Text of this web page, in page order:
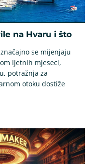
na Hvaru i što
se mijenjaju
ljetnih mjeseci,
potražnja za
otoku dostiže